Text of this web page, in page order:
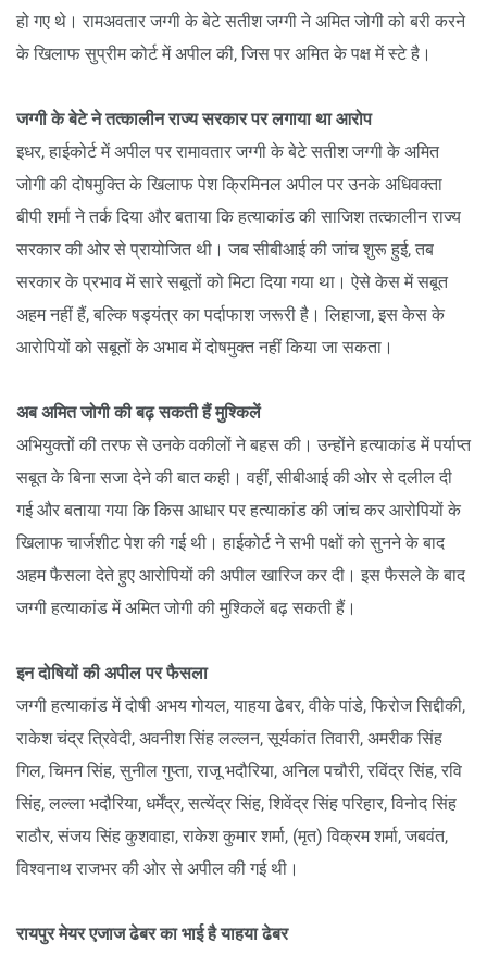
हो गए थे। रामअवतार जग्गी के बेटे सतीश जग्गी ने अमित जोगी को बरी करने
के खिलाफ सुप्रीम कोर्ट में अपील की, जिस पर अमित के पक्ष में स्टे है।
जग्गी के बेटे ने तत्कालीन राज्य सरकार पर लगाया था आरोप
इधर, हाईकोर्ट में अपील पर रामावतार जग्गी के बेटे सतीश जग्गी के अमित
जोगी की दोषमुक्ति के खिलाफ पेश क्रिमिनल अपील पर उनके अधिवक्ता
बीपी शर्मा ने तर्क दिया और बताया कि हत्याकांड की साजिश तत्कालीन राज्य
सरकार की ओर से प्रायोजित थी। जब सीबीआई की जांच शुरू हुई, तब
सरकार के प्रभाव में सारे सबूतों को मिटा दिया गया था। ऐसे केस में सबूत
अहम नहीं हैं, बल्कि षड्यंत्र का पर्दाफाश जरूरी है। लिहाजा, इस केस के
आरोपियों को सबूतों के अभाव में दोषमुक्त नहीं किया जा सकता।
अब अमित जोगी की बढ़ सकती हैं मुश्किलें
अभियुक्तों की तरफ से उनके वकीलों ने बहस की। उन्होंने हत्याकांड में पर्याप्त
सबूत के बिना सजा देने की बात कही। वहीं, सीबीआई की ओर से दलील दी
गई और बताया गया कि किस आधार पर हत्याकांड की जांच कर आरोपियों के
खिलाफ चार्जशीट पेश की गई थी। हाईकोर्ट ने सभी पक्षों को सुनने के बाद
अहम फैसला देते हुए आरोपियों की अपील खारिज कर दी। इस फैसले के बाद
जग्गी हत्याकांड में अमित जोगी की मुश्किलें बढ़ सकती हैं।
इन दोषियों की अपील पर फैसला
जग्गी हत्याकांड में दोषी अभय गोयल, याहया ढेबर, वीके पांडे, फिरोज सिद्दीकी,
राकेश चंद्र त्रिवेदी, अवनीश सिंह लल्लन, सूर्यकांत तिवारी, अमरीक सिंह
गिल, चिमन सिंह, सुनील गुप्ता, राजू भदौरिया, अनिल पचौरी, रविंद्र सिंह, रवि
सिंह, लल्ला भदौरिया, धर्मेंद्र, सत्येंद्र सिंह, शिवेंद्र सिंह परिहार, विनोद सिंह
राठौर, संजय सिंह कुशवाहा, राकेश कुमार शर्मा, (मृत) विक्रम शर्मा, जबवंत,
विश्वनाथ राजभर की ओर से अपील की गई थी।
रायपुर मेयर एजाज ढेबर का भाई है याहया ढेबर